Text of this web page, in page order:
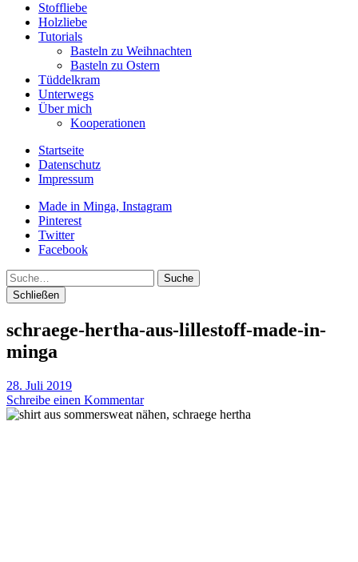
Stoffliebe
Holzliebe
Tutorials
Basteln zu Weihnachten
Basteln zu Ostern
Tüddelkram
Unterwegs
Über mich
Kooperationen
Startseite
Datenschutz
Impressum
Made in Minga, Instagram
Pinterest
Twitter
Facebook
Suche
Schließen
schraege-hertha-aus-lillestoff-made-in-
minga
28. Juli 2019
Schreibe einen Kommentar